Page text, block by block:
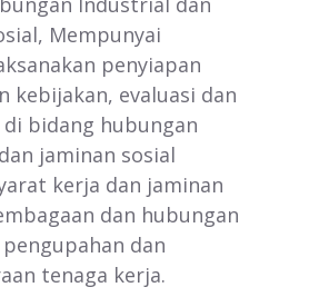
Mempunyai
penyiapan
kebijakan, evaluasi dan
bidang hubungan
jaminan sosial
kerja dan jaminan
dan hubungan
dan
tenaga kerja.